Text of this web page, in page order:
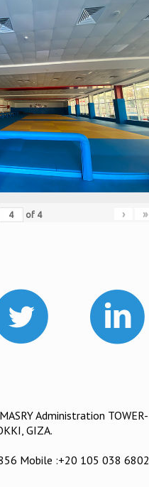
of 4 › »
Administration TOWER-
GIZA.
Mobile :+20 105 038 6802